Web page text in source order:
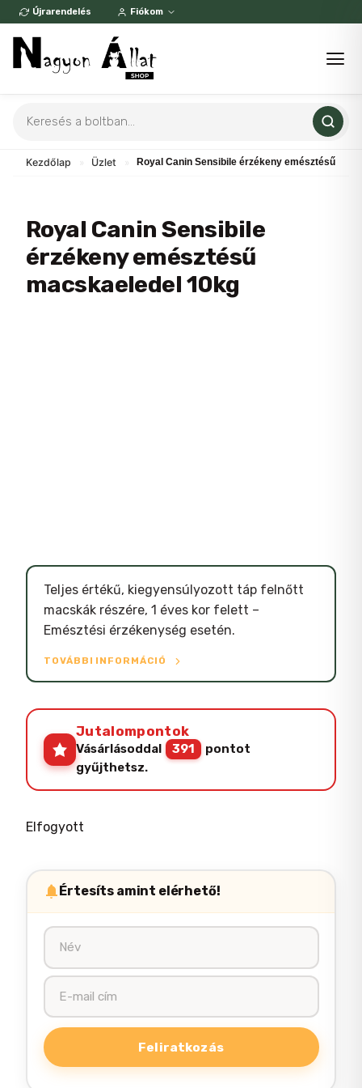
Skip
content
Újrarendelés Fiókom
search
Kezdőlap Üzlet Royal Canin Sensibile érzékeny emésztésű
Royal Canin Sensibile
érzékeny emésztésű
macskaeledel 10kg
Teljes értékű, kiegyensúlyozott táp felnőtt
macskák részére, 1 éves kor felett –
Emésztési érzékenység esetén.
TOVÁBBI INFORMÁCIÓ
Jutalompontok
Vásárlásoddal 391
pontot
gyűjthetsz.
Elfogyott
Értesíts amint elérhető!